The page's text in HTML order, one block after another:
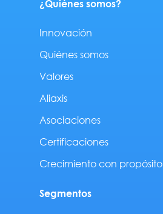
¿Quiénes somos?
Innovación
Quiénes somos
Valores
Aliaxis
Asociaciones
Certificaciones
Crecimiento con propósito
Segmentos